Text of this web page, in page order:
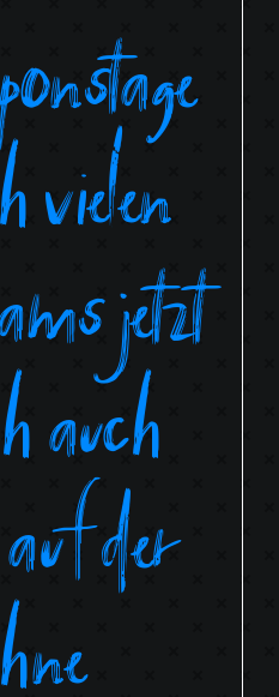
vielen
jetzt
auch
der